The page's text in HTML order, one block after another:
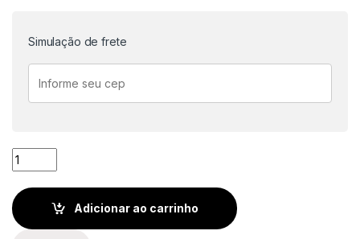
Simulação de frete
LIXA D´ÁGUA AUTOMOTIVA G1200 - NORTON (linha T401)
Adicionar ao carrinho